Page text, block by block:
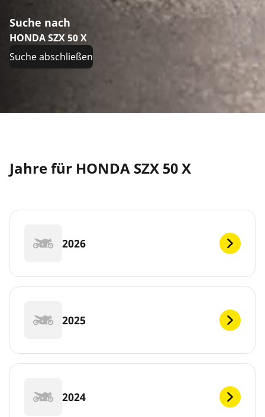
Suche nach
HONDA SZX 50 X
Suche abschließen
Jahre für HONDA SZX 50 X
2026
2025
2024